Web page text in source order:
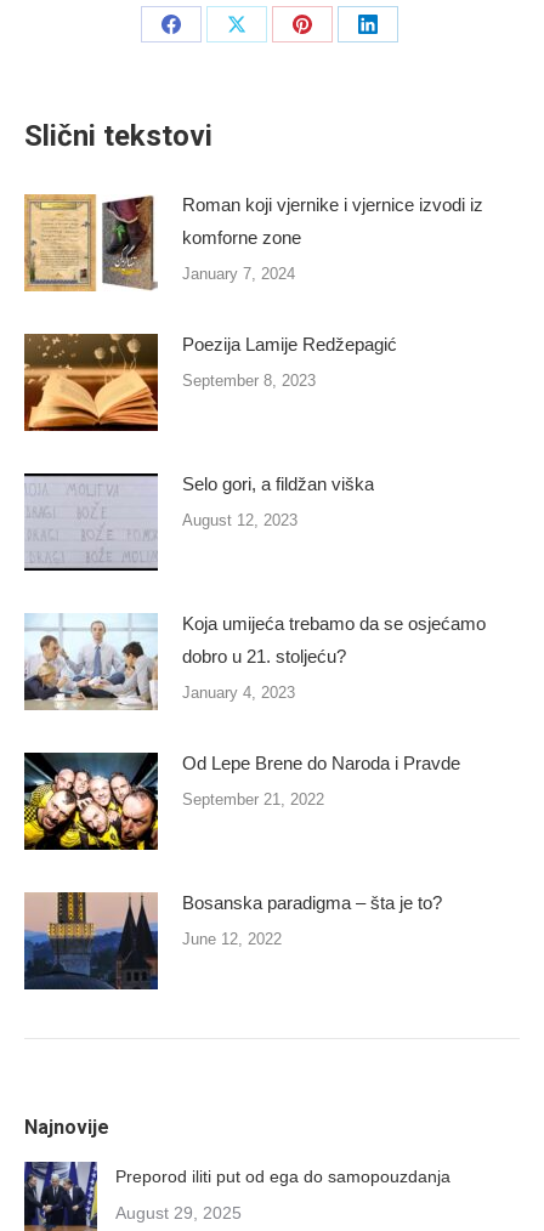
Share
Share
Share
Share
Slični tekstovi
Roman koji vjernike i vjernice izvodi iz
komforne zone
January 7, 2024
Poezija Lamije Redžepagić
September 8, 2023
Selo gori, a fildžan viška
August 12, 2023
Koja umijeća trebamo da se osjećamo
dobro u 21. stoljeću?
January 4, 2023
Od Lepe Brene do Naroda i Pravde
September 21, 2022
Bosanska paradigma – šta je to?
June 12, 2022
Najnovije
Preporod iliti put od ega do samopouzdanja
August 29, 2025